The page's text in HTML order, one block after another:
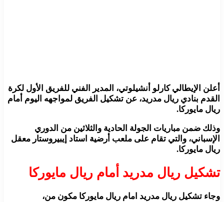
أعلن الإيطالي كارلو أنشيلوتي، المدير الفني للفريق الأول لكرة
القدم بنادي ريال مدريد، عن تشكيل الفريق لمواجهه اليوم أمام
ريال مايوركا.
وذلك ضمن مباريات الجولة الحادية والثلاثين من الدوري
الإسباني، والتي تقام على ملعب أرضية استاد إيبيروستار معقل
ريال مايوركا.
تشكيل ريال مدريد أمام ريال مايوركا
وجاء تشكيل ريال مدريد امام ريال مايوركا مكون من،